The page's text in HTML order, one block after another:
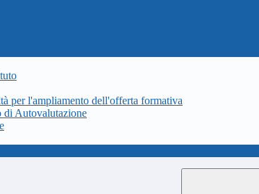
per l'ampliamento dell'offerta formativa
di Autovalutazione